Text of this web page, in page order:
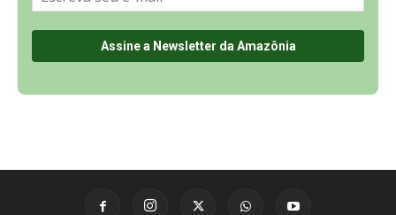
Últimas Notícias
🌎 Español
©